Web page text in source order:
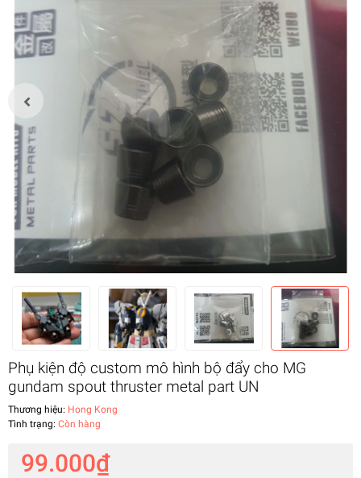
Phụ kiện độ custom mô hình bộ đẩy cho MG
gundam spout thruster metal part UN
Thương hiệu: Hong Kong
Tình trạng: Còn hàng
99.000₫